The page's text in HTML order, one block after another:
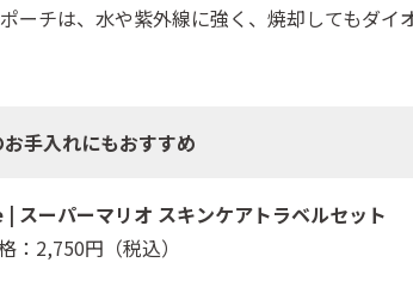
ーチは、水や紫外線に強く、焼却してもダイ
手入れにもおすすめ
| スーパーマリオ スキンケアトラベルセット
：2,750円（税込）